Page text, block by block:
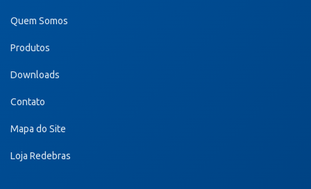
Quem Somos
Produtos
Downloads
Contato
Mapa do Site
Loja Redebras